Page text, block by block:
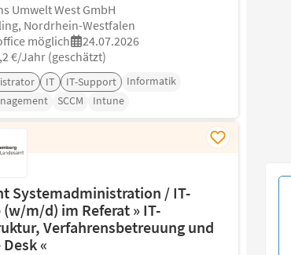
Umwelt West GmbH
Nordrhein-Westfalen
möglich
24.07.2026
€/Jahr (geschätzt)
IT IT-Support
Informatik
SCCM Intune
Systemadministration / IT-
m/d) im Referat » IT-
Verfahrensbetreuung und
«